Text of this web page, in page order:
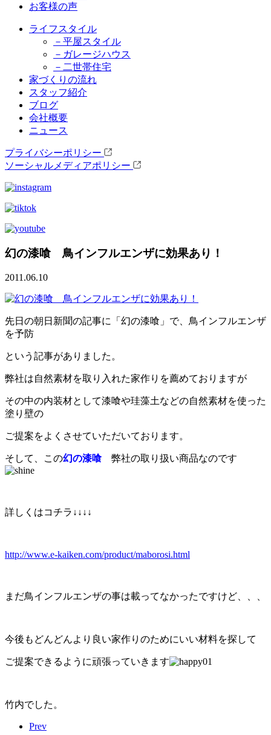
お客様の声
ライフスタイル
－平屋スタイル
－ガレージハウス
－二世帯住宅
家づくりの流れ
スタッフ紹介
ブログ
会社概要
ニュース
プライバシーポリシー
ソーシャルメディアポリシー
幻の漆喰 鳥インフルエンザに効果あり！
2011.06.10
先日の朝日新聞の記事に「幻の漆喰」で、鳥インフルエンザ
を予防
という記事がありました。
弊社は自然素材を取り入れた家作りを薦めておりますが
その中の内装材として漆喰や珪藻土などの自然素材を使った
塗り壁の
ご提案をよくさせていただいております。
そして、この幻の漆喰 弊社の取り扱い商品なのです
詳しくはコチラ↓↓↓↓
http://www.e-kaiken.com/product/maborosi.html
まだ鳥インフルエンザの事は載ってなかったですけど、、、
今後もどんどんより良い家作りのためにいい材料を探して
ご提案できるように頑張っていきます
竹内でした。
Prev